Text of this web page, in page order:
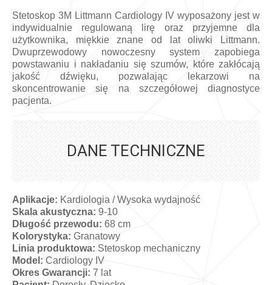
Stetoskop 3M Littmann Cardiology IV wyposażony jest w
indywidualnie regulowaną lirę oraz przyjemne dla
użytkownika, miękkie znane od lat oliwki Littmann.
Dwuprzewodowy nowoczesny system zapobiega
powstawaniu i nakładaniu się szumów, które zakłócają
jakość dźwięku, pozwalając lekarzowi na
skoncentrowanie się na szczegółowej diagnostyce
pacjenta.
DANE TECHNICZNE
Aplikacje: Kardiologia / Wysoka wydajność
Skala akustyczna: 9-10
Długość przewodu: 68 cm
Kolorystyka: Granatowy
Linia produktowa: Stetoskop mechaniczny
Model: Cardiology IV
Okres Gwarancji: 7 lat